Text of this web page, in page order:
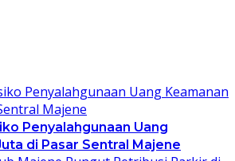
Penyalahgunaan Uang
di Pasar Sentral Majene